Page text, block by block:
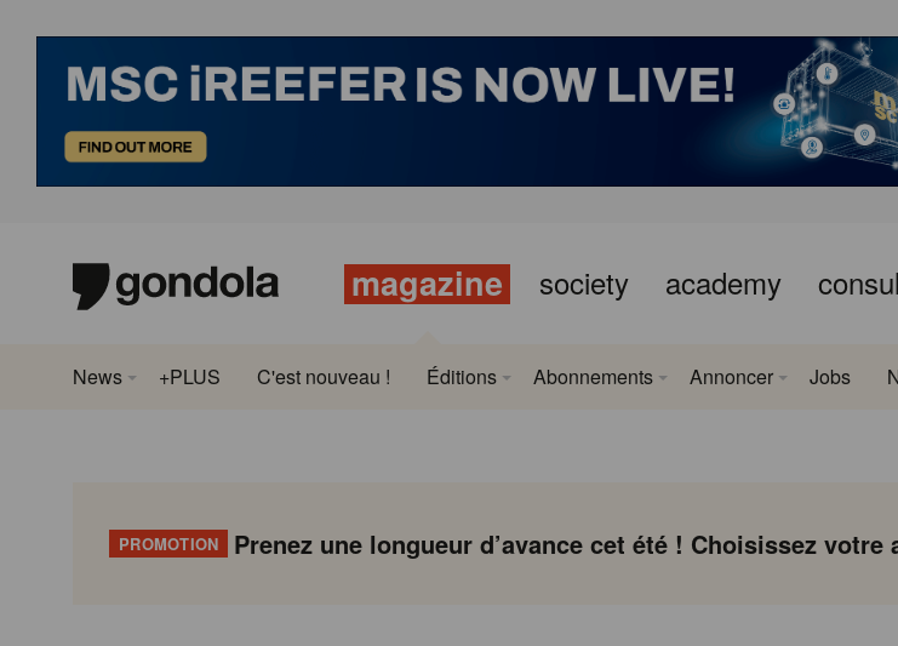
magazine society academy
News +PLUS C'est nouveau ! Éditions Abonnements Annoncer Jobs
PROMOTION Prenez une longueur d’avance cet été ! Choisissez